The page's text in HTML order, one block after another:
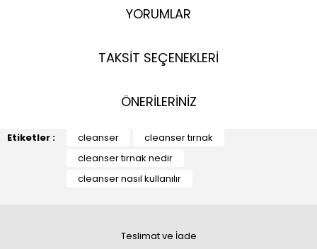
YORUMLAR
TAKSİT SEÇENEKLERİ
ÖNERİLERİNİZ
Etiketler : cleanser
cleanser tırnak
cleanser tırnak nedir
cleanser nasıl kullanılır
Teslimat ve İade